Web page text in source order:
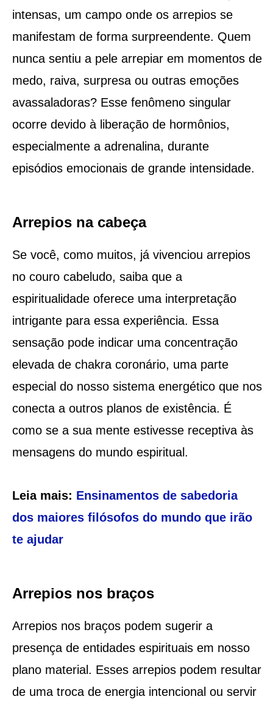
intensas, um campo onde os arrepios se
manifestam de forma surpreendente. Quem
nunca sentiu a pele arrepiar em momentos de
medo, raiva, surpresa ou outras emoções
avassaladoras? Esse fenômeno singular
ocorre devido à liberação de hormônios,
especialmente a adrenalina, durante
episódios emocionais de grande intensidade.
Arrepios na cabeça
Se você, como muitos, já vivenciou arrepios
no couro cabeludo, saiba que a
espiritualidade oferece uma interpretação
intrigante para essa experiência. Essa
sensação pode indicar uma concentração
elevada de chakra coronário, uma parte
especial do nosso sistema energético que nos
conecta a outros planos de existência. É
como se a sua mente estivesse receptiva às
mensagens do mundo espiritual.
Leia mais: Ensinamentos de sabedoria
dos maiores filósofos do mundo que irão
te ajudar
Arrepios nos braços
Arrepios nos braços podem sugerir a
presença de entidades espirituais em nosso
plano material. Esses arrepios podem resultar
de uma troca de energia intencional ou servir